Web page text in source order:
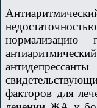
факторов для